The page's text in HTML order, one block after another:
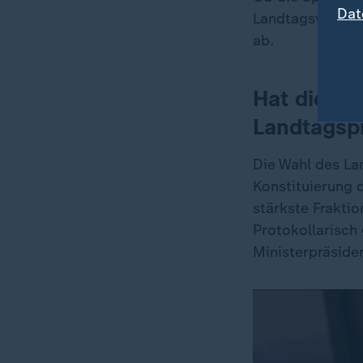
ab.
Hat die
Die Wahl des
Konstituierung
stärkste
Protokollarisch